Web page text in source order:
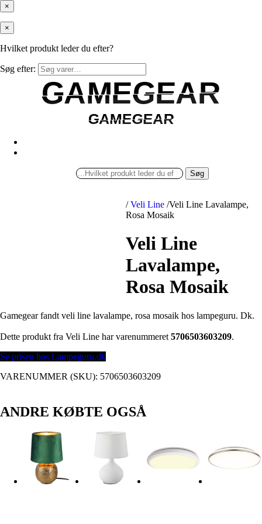
×
×
Hvilket produkt leder du efter?
Søg efter:
GAMEGEAR
GAMEGEAR
GAMEGEAR
GAMEGEAR
Søg
/ Veli Line /Veli Line Lavalampe,
Rosa Mosaik
Veli Line
Lavalampe,
Rosa Mosaik
Gamegear fandt veli line lavalampe, rosa mosaik hos lampeguru. Dk.
Dette produkt fra Veli Line har varenummeret 5706503603209.
Se prisen hos Lampeguru.dk
VARENUMMER (SKU): 5706503603209
ANDRE KØBTE OGSÅ